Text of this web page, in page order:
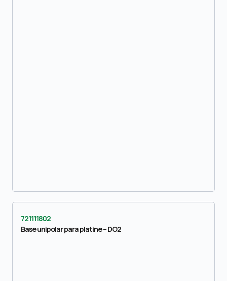
721111802
Base unipolar para platine – DO2